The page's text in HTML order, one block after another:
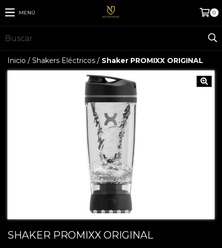
MENÚ 0
Inicio / Shakers Eléctricos / Shaker PROMIXX ORIGINAL
SHAKER PROMIXX ORIGINAL